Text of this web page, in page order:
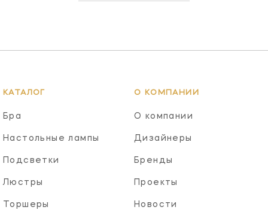
КАТАЛОГ
Бра
Настольные лампы
Подсветки
Люстры
Торшеры
О КОМПАНИИ
О компании
Дизайнеры
Бренды
Проекты
Новости